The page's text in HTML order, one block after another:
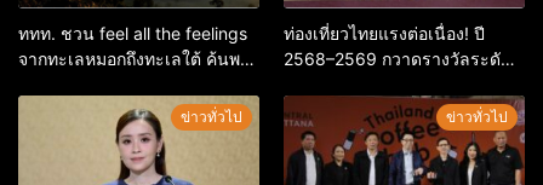
ททท. ชวน feel all the feelings
จากทะเลหมอกถึงทะเลใต้ ค้นพบ
ท่องเที่ยวไทยแรงต่อเนื่อง! ปี
2568–2569 กวาดรางวัลระดับ
จุดหมายปลายทางนักท่องเที่ยว
จากทั่วโลก
ข่าวทั่วไป ข่าวทั่วไป